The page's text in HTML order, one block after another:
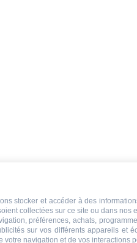
stocker et accéder à des
collectées sur ce site ou dans
préférences, achats,
sur vos différents appareils et
votre navigation et de vos interactions